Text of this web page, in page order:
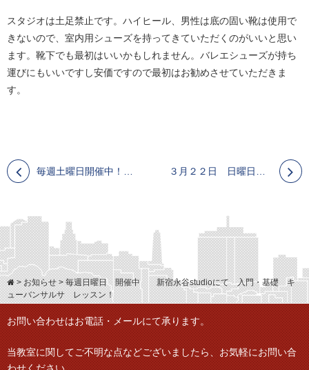
スタジオは土足禁止です。ハイヒール、男性は底の固い靴は使用で
きないので、室内用シューズを持ってきていただくのがいいと思い
ます。靴下でも最初はいいかもしれません。バレエシューズが持ち
運びにもいいですし安価ですので最初はお勧めさせていただきま
す。
毎週土曜日開催中！ 新宿の永谷studioにて キューバン サルサ初級 クラス
>お知らせ>毎週日曜日 開催中 新宿永谷studioにて 入門・基礎 キ
ューバンサルサ レッスン！
お問い合わせはお電話・メールにて承ります。
当教室に関してご不明な点などございましたら、お気軽にお問い合